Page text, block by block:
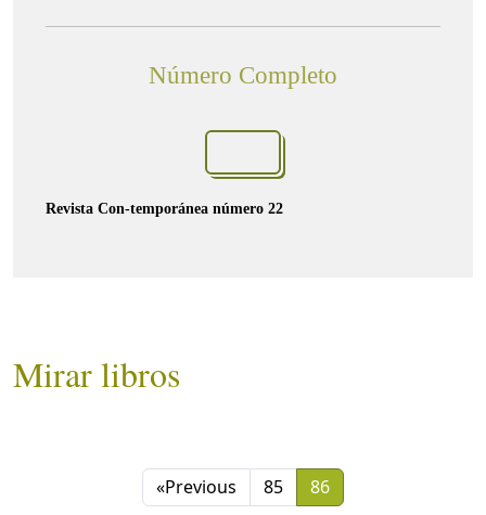
Número Completo
Revista Con-temporánea número 22
Mirar libros
«Previous 85 86